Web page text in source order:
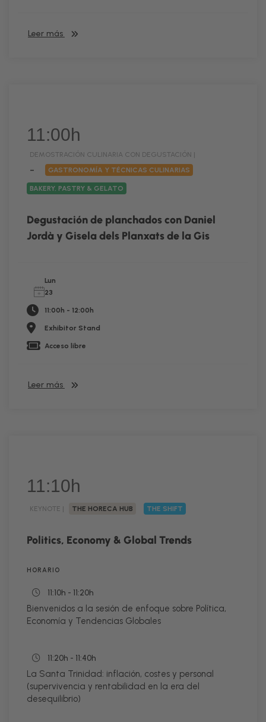
Leer más
11:00h
DEMOSTRACIÓN CULINARIA CON DEGUSTACIÓN |
–
GASTRONOMÍA Y TÉCNICAS CULINARIAS
BAKERY, PASTRY & GELATO
Degustación de planchados con Daniel
Jordà y Gisela dels Planxats de la Gis
Lun
23
11:00h - 12:00h
Exhibitor Stand
Acceso libre
Leer más
11:10h
KEYNOTE | THE HORECA HUB THE SHIFT
Politics, Economy & Global Trends
HORARIO
11:10h - 11:20h
Bienvenidos a la sesión de enfoque sobre Política,
Economía y Tendencias Globales
11:20h - 11:40h
La Santa Trinidad: inflación, costes y personal
(supervivencia y rentabilidad en la era del
desequilibrio)